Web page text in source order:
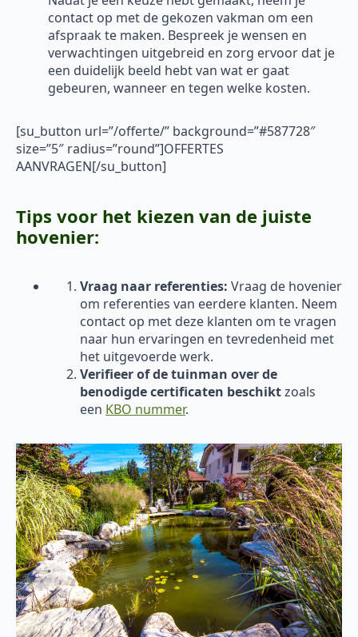
contact op met de gekozen vakman om een
afspraak te maken. Bespreek je wensen en
verwachtingen uitgebreid en zorg ervoor dat je
een duidelijk beeld hebt van wat er gaat
gebeuren, wanneer en tegen welke kosten.
[su_button url=”/offerte/” background=”#587728″
size=”5″ radius=”round”]OFFERTES
AANVRAGEN[/su_button]
Tips voor het kiezen van de juiste
hovenier:
Vraag naar referenties: Vraag de hovenier
om referenties van eerdere klanten. Neem
contact op met deze klanten om te vragen
naar hun ervaringen en tevredenheid met
het uitgevoerde werk.
Verifieer of de tuinman over de
benodigde certificaten beschiktzoals
een KBO nummer.